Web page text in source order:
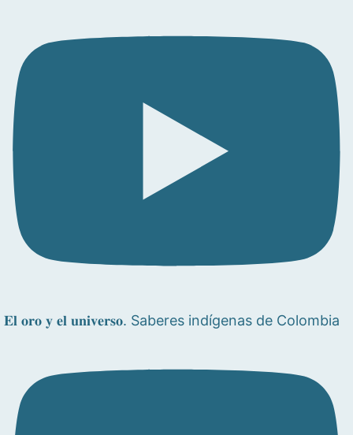
𝐄𝐥 𝐨𝐫𝐨 𝐲 𝐞𝐥 𝐮𝐧𝐢𝐯𝐞𝐫𝐬𝐨. Saberes indígenas de Colombia